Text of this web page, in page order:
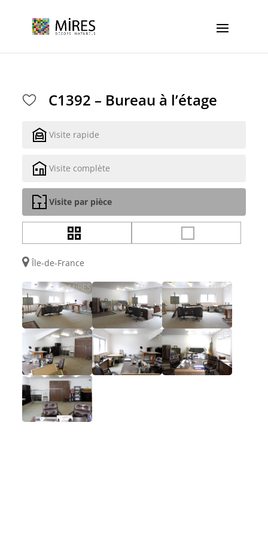
C1392 – Bureau à l’étage
Visite rapide
Visite complète
Visite par pièce
Île-de-France